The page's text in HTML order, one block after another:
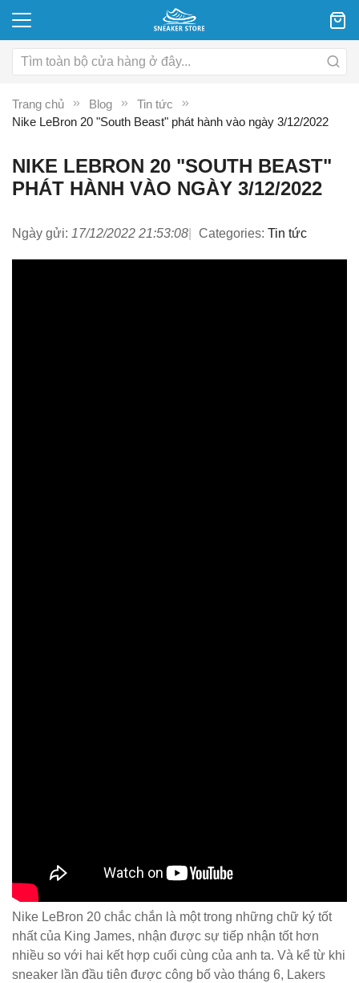
Trang chủ Blog
Tin tức
Nike LeBron 20 "South Beast" phát hành vào ngày 3/12/2022
NIKE LEBRON 20 "SOUTH BEAST"
PHÁT HÀNH VÀO NGÀY 3/12/2022
Ngày gửi: 17/12/2022 21:53:08 Categories: Tin tức
Nike LeBron 20 chắc chắn là một trong những chữ ký tốt
nhất của King James, nhận được sự tiếp nhận tốt hơn
nhiều so với hai kết hợp cuối cùng của anh ta. Và kể từ khi
sneaker lần đầu tiên được công bố vào tháng 6, Lakers